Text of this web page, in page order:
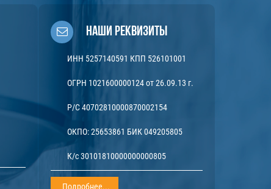
Наши реквизиты
ИНН 5257140591 КПП 526101001
ОГРН 1021600000124 от 26.09.13 г.
Р/С 40702810000870002154
ОКПО: 25653861 БИК 049205805
К/с 30101810000000000805
Подробнее...